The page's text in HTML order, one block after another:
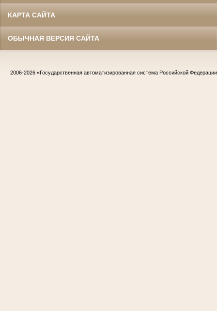
КАРТА САЙТА
ОБЫЧНАЯ ВЕРСИЯ САЙТА
2006-2026 «Государственная автоматизированная система Российской